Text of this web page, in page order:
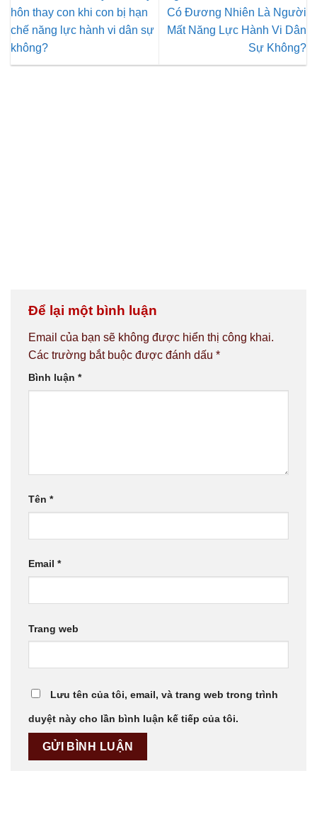
hôn thay con khi con bị hạn
chế năng lực hành vi dân sự
không?
Có Đương Nhiên Là Người
Mất Năng Lực Hành Vi Dân
Sự Không?
Để lại một bình luận
Email của bạn sẽ không được hiển thị công khai.
Các trường bắt buộc được đánh dấu *
Bình luận *
Tên *
Email *
Trang web
Lưu tên của tôi, email, và trang web trong trình
duyệt này cho lần bình luận kế tiếp của tôi.